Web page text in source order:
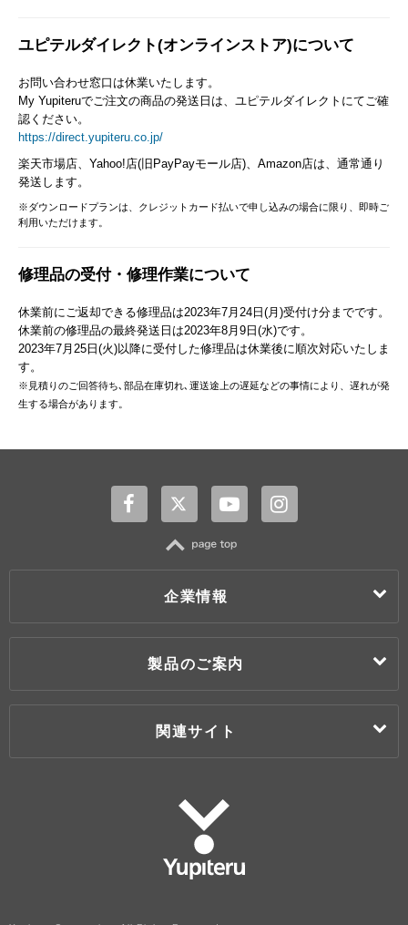
ユピテルダイレクト(オンラインストア)について
お問い合わせ窓口は休業いたします。
My Yupiteruでご注文の商品の発送日は、ユピテルダイレクトにてご確
認ください。
https://direct.yupiteru.co.jp/
楽天市場店、Yahoo!店(旧PayPayモール店)、Amazon店は、通常通り
発送します。
※ダウンロードプランは、クレジットカード払いで申し込みの場合に限り、即時ご
利用いただけます。
修理品の受付・修理作業について
休業前にご返却できる修理品は2023年7月24日(月)受付け分までです。
休業前の修理品の最終発送日は2023年8月9日(水)です。
2023年7月25日(火)以降に受付した修理品は休業後に順次対応いたしま
す。
※見積りのご回答待ち､部品在庫切れ､運送途上の遅延などの事情により、遅れが発
生する場合があります。
企業情報
ごあいさつ
会社概要・事業所
製品のご案内
製品・サービス
オンラインストア
関連サイト
株式会社ユピテル・ピーアンドエス